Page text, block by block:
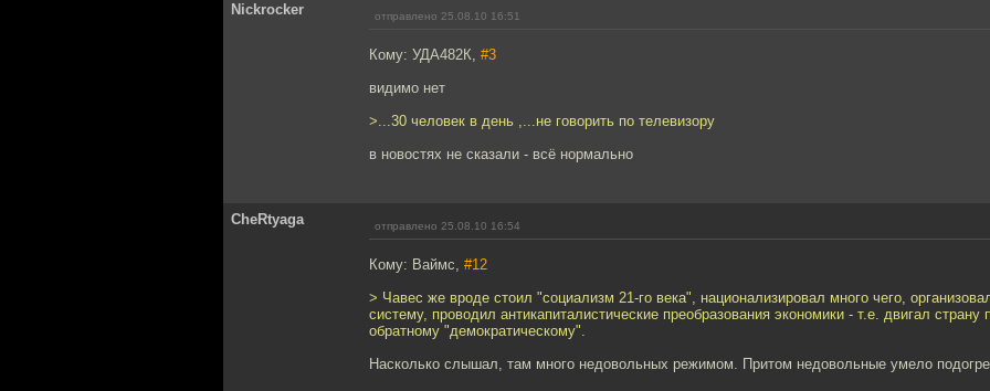
Nickrocker отправлено 25.08.10 16:51
Кому: УДА482К, #3
видимо нет
>...30 человек в день ,...не говорить по телевизору
в новостях не сказали - всё нормально
CheRtyaga отправлено 25.08.10 16:54
Кому: Ваймс, #12
> Чавес же вроде стоил "социализм 21-го века", национализировал много чего,
систему, проводил антикапиталистические преобразования экономики - т.е. двигал страну
обратному "демократическому".
Насколько слышал, там много недовольных режимом. Притом недовольные умело